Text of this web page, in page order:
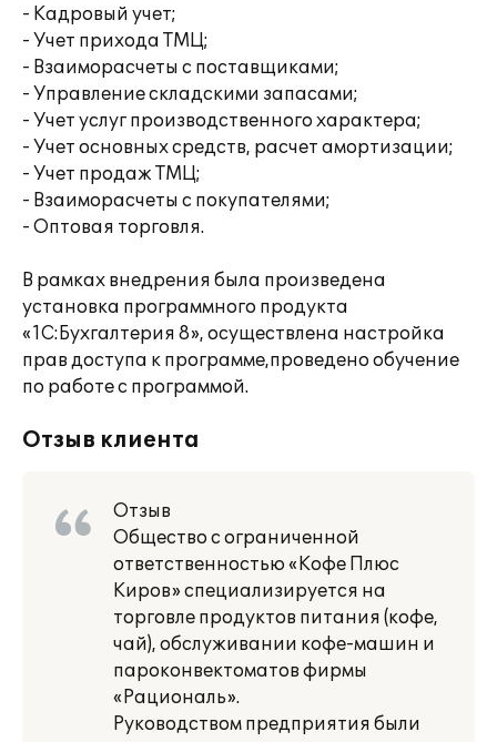
- Кадровый учет;
- Учет прихода ТМЦ;
- Взаиморасчеты с поставщиками;
- Управление складскими запасами;
- Учет услуг производственного характера;
- Учет основных средств, расчет амортизации;
- Учет продаж ТМЦ;
- Взаиморасчеты с покупателями;
- Оптовая торговля.
В рамках внедрения была произведена
установка программного продукта
«1С:Бухгалтерия 8», осуществлена настройка
прав доступа к программе,проведено обучение
по работе с программой.
Отзыв клиента
Отзыв
Общество с ограниченной
ответственностью «Кофе Плюс
Киров» специализируется на
торговле продуктов питания (кофе,
чай), обслуживании кофе-машин и
пароконвектоматов фирмы
«Рациональ».
Руководством предприятия были